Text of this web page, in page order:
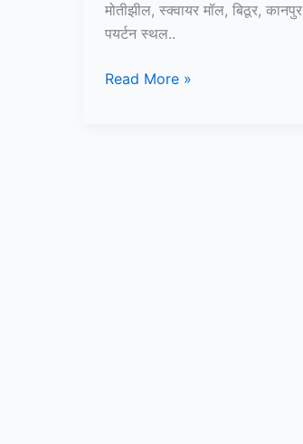
मोतीझील, स्क्वायर मॉल, बिठूर, कानपुर
पयर्टन स्थल..
15+
Read More »